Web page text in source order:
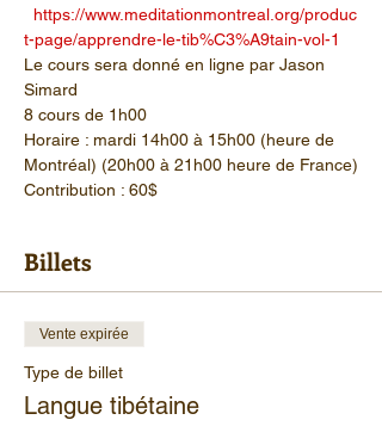
https://www.meditationmontreal.org/produc
t-page/apprendre-le-tib%C3%A9tain-vol-1
Le cours sera donné en ligne par Jason
Simard
8 cours de 1h00
Horaire : mardi 14h00 à 15h00 (heure de
Montréal) (20h00 à 21h00 heure de France)
Contribution : 60$
Billets
Vente expirée
Type de billet
Langue tibétaine